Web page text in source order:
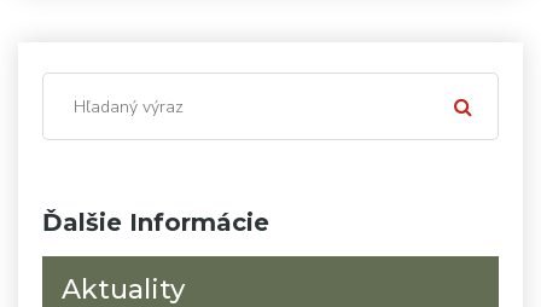
Ďalšie Informácie
Aktuality